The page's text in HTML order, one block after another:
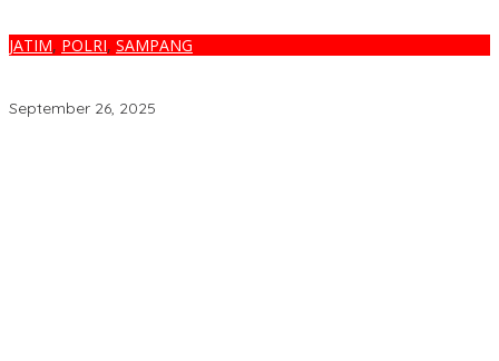
JATIM, POLRI, SAMPANG
September 26, 2025